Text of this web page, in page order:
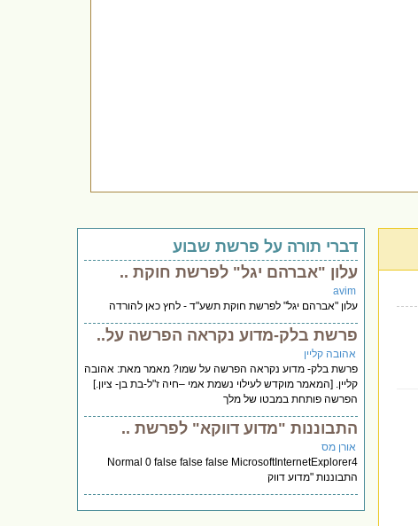
דברי תורה על פרשת שבוע
עלון "אברהם יגל" לפרשת חוקת ..
avim
עלון "אברהם יגל" לפרשת חוקת תשע"ד - לחץ כאן להורדה
פרשת בלק-מדוע נקראה הפרשה על..
אהובה קליין
פרשת בלק- מדוע נקראה הפרשה על שמו? מאמר מאת: אהובה
קליין. [המאמר מוקדש לעילוי נשמת אמי –חיה ז"ל-בת בן- ציון.]
הפרשה פותחת במבטו של מלך
התבוננות "מדוע דווקא" לפרשת ..
אורן מס
Normal 0 false false false MicrosoftInternetExplorer4
התבוננות "מדוע דווק